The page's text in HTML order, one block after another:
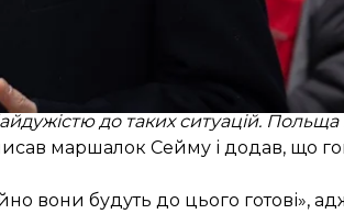
Я не погоджуюся з
до таких ситуацій.
маршалок Сейму і додав, що
вони будуть до цього готові»,